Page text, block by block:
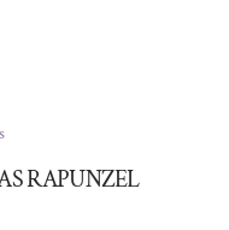
RAPUNZEL